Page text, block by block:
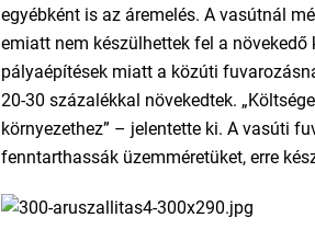
egyébként is az áremelés. A vasútnál
emiatt nem készülhettek fel a
pályaépítések miatt a közúti
20-30 százalékkal növekedtek.
környezethez” – jelentette ki. A vasúti
fenntarthassák üzemméretüket, erre